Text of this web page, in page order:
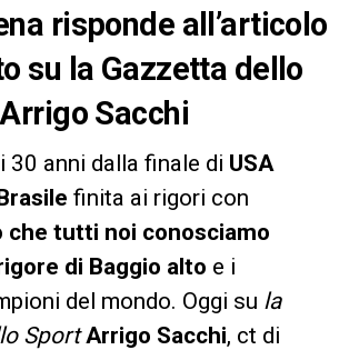
risponde all’articolo
su la Gazzetta dello
Sacchi
30 anni dalla finale di USA
finita ai rigori con
che tutti noi conosciamo
di Baggio alto e i
del mondo. Oggi su la
Sport Arrigo Sacchi, ct di